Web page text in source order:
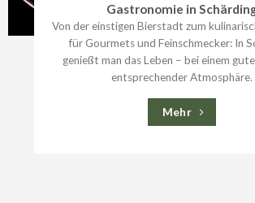
Gastronomie in
Von der einstigen Bierstadt zum
für Gourmets und Feinschmecker: In
genießt man das Leben – bei einem
entsprechender Atmosphäre.
Mehr